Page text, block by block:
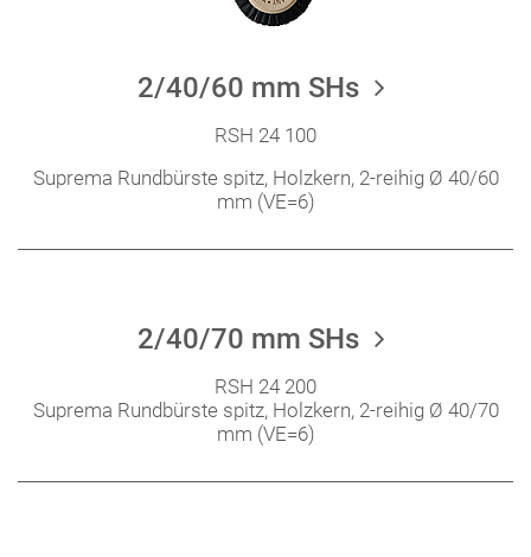
2/40/60 mm SHs
RSH 24 100
Suprema Rundbürste spitz, Holzkern, 2-reihig Ø 40/60
mm (VE=6)
2/40/70 mm SHs
RSH 24 200
Suprema Rundbürste spitz, Holzkern, 2-reihig Ø 40/70
mm (VE=6)